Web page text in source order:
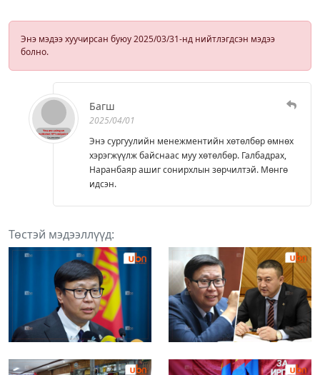
Энэ мэдээ хуучирсан буюу 2025/03/31-нд нийтлэгдсэн мэдээ
болно.
Багш
2025/04/01
Энэ сургуулийн менежментийн хөтөлбөр өмнөх
хэрэгжүүлж байснаас муу хөтөлбөр. Галбадрах,
Наранбаяр ашиг сонирхлын зөрчилтэй. Мөнгө
идсэн.
Төстэй мэдээллүүд: